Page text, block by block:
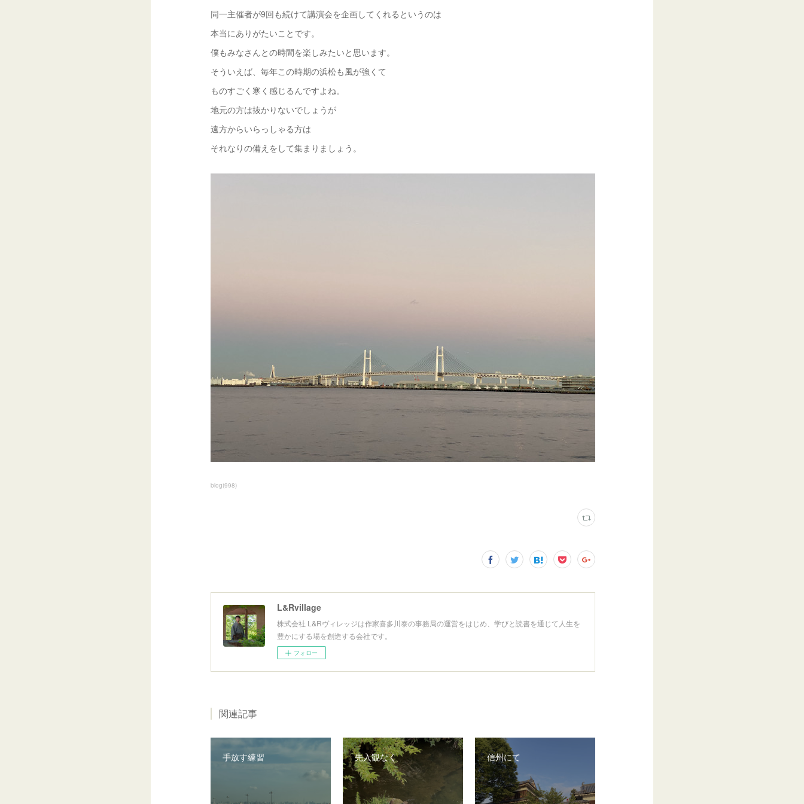
同一主催者が9回も続けて講演会を企画してくれるというのは
本当にありがたいことです。
僕もみなさんとの時間を楽しみたいと思います。
そういえば、毎年この時期の浜松も風が強くて
ものすごく寒く感じるんですよね。
地元の方は抜かりないでしょうが
遠方からいらっしゃる方は
それなりの備えをして集まりましょう。
blog(998)
L&Rvillage
株式会社 L&Rヴィレッジは作家喜多川泰の事務局の運営をはじめ、学びと読書を通じて人生を
豊かにする場を創造する会社です。
フォロー
関連記事
手放す練習 先入観なく 信州にて